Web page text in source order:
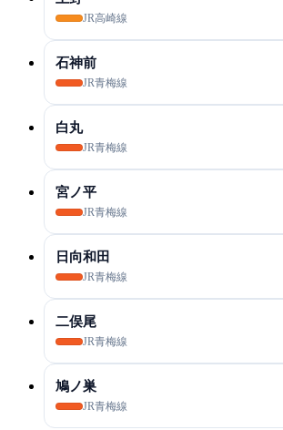
JR高崎線
石神前
JR青梅線
白丸
JR青梅線
宮ノ平
JR青梅線
日向和田
JR青梅線
二俣尾
JR青梅線
鳩ノ巣
JR青梅線